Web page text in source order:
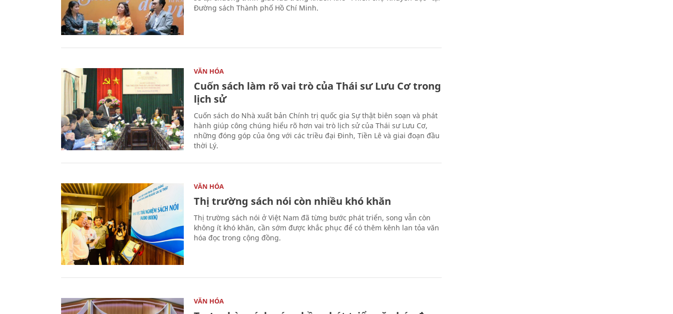
Đường sách Thành phố Hồ Chí Minh.
VĂN HÓA
Cuốn sách làm rõ vai trò của Thái sư Lưu Cơ trong
lịch sử
Cuốn sách do Nhà xuất bản Chính trị quốc gia Sự thật biên soạn và phát
hành giúp công chúng hiểu rõ hơn vai trò lịch sử của Thái sư Lưu Cơ,
những đóng góp của ông với các triều đại Đinh, Tiền Lê và giai đoạn đầu
thời Lý.
VĂN HÓA
Thị trường sách nói còn nhiều khó khăn
Thị trường sách nói ở Việt Nam đã từng bước phát triển, song vẫn còn
không ít khó khăn, cần sớm được khắc phục để có thêm kênh lan tỏa văn
hóa đọc trong cộng đồng.
VĂN HÓA